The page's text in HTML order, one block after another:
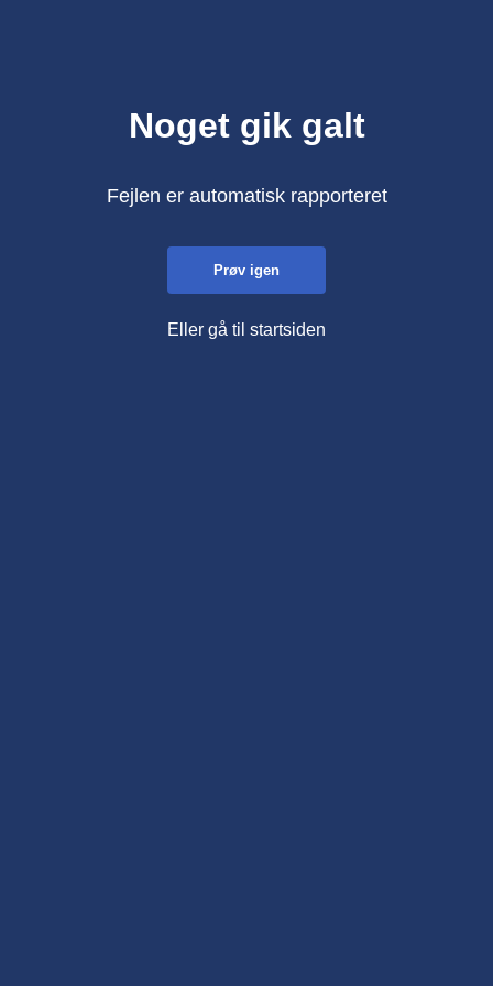
Noget gik galt
Fejlen er automatisk rapporteret
Prøv igen
Eller gå til startsiden